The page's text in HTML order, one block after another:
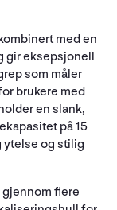
med en
gir eksepsjonell
som måler
brukere med
en slank,
på 15
ytelse og stilig
flere